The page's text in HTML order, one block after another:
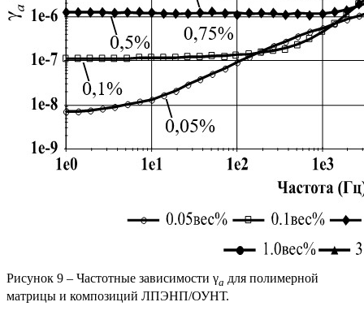
Рисунок 9 – Частотные зависимости γa для полимерной
матрицы и композиций ЛПЭНП/ОУНТ.